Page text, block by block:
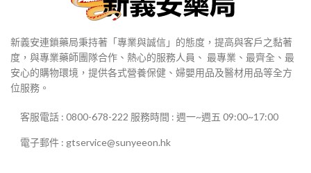
新義安連鎖藥局秉持著「專業與誠信」的態度，提高與客戶之黏著
度，與專業藥師團隊合作、熱心的服務人員、 最專業、最齊全、最
安心的購物環境，提供各式營養保健、婦嬰用品及醫材用品等全方
位服務。
客服電話 : 0800-678-222 服務時間 : 週一~週五 09:00~17:00
電子郵件 : gtservice@sunyeeon.hk